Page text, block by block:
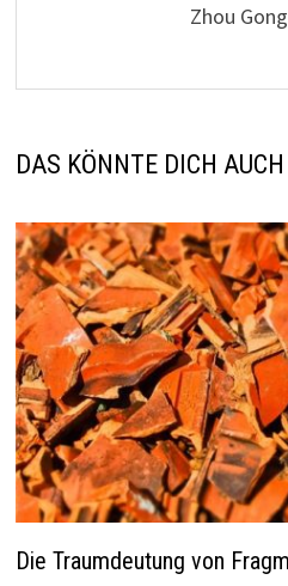
Zhou
DAS KÖNNTE DICH
Die Traumdeutung von